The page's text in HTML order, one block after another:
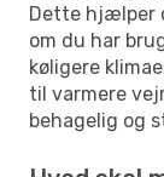
Dette hjælper
om du har
køligere
til varmere
behagelig og